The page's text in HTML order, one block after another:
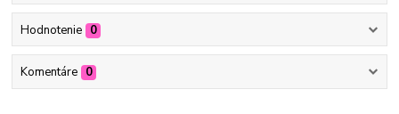
Hodnotenie 0
Komentáre 0